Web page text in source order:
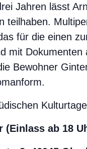
Jahren lässt
teilhaben.
für die einen
mit
Bewohner
(Einlass ab 18